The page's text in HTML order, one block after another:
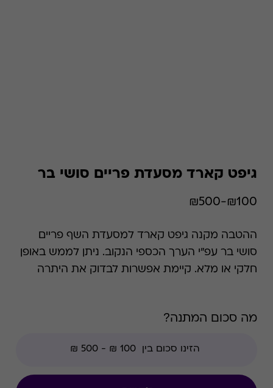
גיפט קארד מסעדת פריים סושי בר
₪100-₪500
ההטבה מקנה גיפט קארד למסעדת השף פריים
סושי בר עפ"י הערך הכספי הנקוב. ניתן לממש באופן
חלקי או מלא. קיימת אפשרות לבדוק את היתרה
ללקוחות.
מה סכום המתנה?